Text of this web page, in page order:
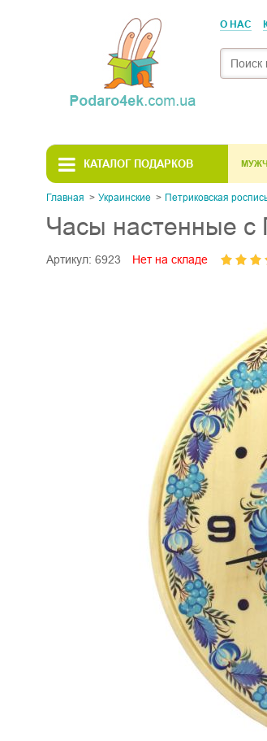
О НАС
КАТАЛОГ ПОДАРКОВ
Главная Украинскиe Петриковская
Часы настенные с
Артикул: 6923 Нет на складе